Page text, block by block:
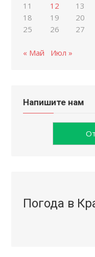
11
12 13
18
19 20
25
26 27
« Май Июл »
Напишите нам
Погода в